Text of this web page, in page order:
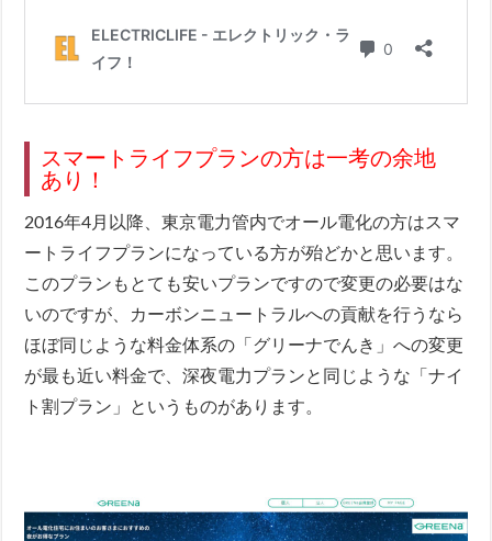
スマートライフプランの方は一考の余地
あり！
2016年4月以降、東京電力管内でオール電化の方はスマ
ートライフプランになっている方が殆どかと思います。
このプランもとても安いプランですので変更の必要はな
いのですが、カーボンニュートラルへの貢献を行うなら
ほぼ同じような料金体系の「グリーナでんき」への変更
が最も近い料金で、深夜電力プランと同じような「ナイ
ト割プラン」というものがあります。